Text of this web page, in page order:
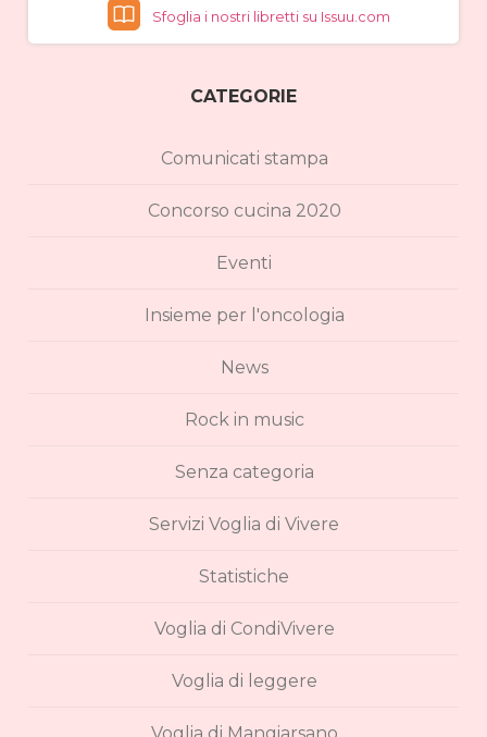
Sfoglia i nostri libretti su Issuu.com
CATEGORIE
Comunicati stampa
Concorso cucina 2020
Eventi
Insieme per l'oncologia
News
Rock in music
Senza categoria
Servizi Voglia di Vivere
Statistiche
Voglia di CondiVivere
Voglia di leggere